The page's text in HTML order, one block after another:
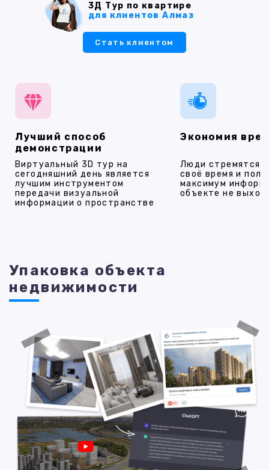
3Д Тур по квартире
для клиентов Алмаз
Стать клиентом
Лучший способ
демонстрации
Виртуальный 3D тур на
сегодняшний день является
лучшим инструментом
передачи визуальной
информации о пространстве
Экономия
Люди стремятся
своё время и
максимум
объекте не
Упаковка объекта
недвижимости